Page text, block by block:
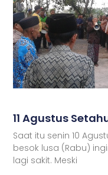
11 Agustus
Saat itu senin 10
besok lusa (Rabu)
lagi sakit. Meski